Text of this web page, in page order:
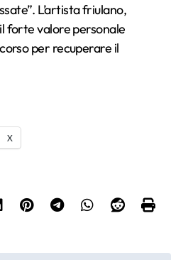
L’artista friulano,
forte valore personale
per recuperare il
X